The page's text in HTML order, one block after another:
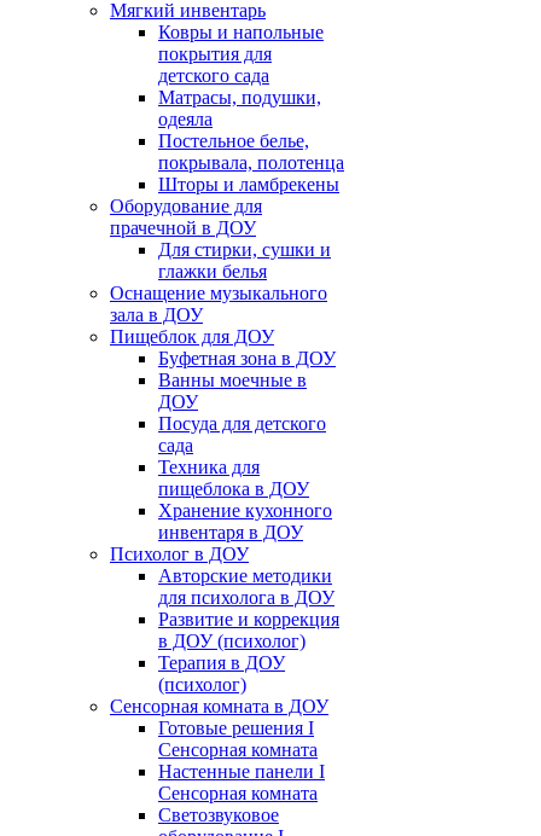
Мягкий инвентарь
Ковры и напольные
покрытия для
детского сада
Матрасы, подушки,
одеяла
Постельное белье,
покрывала, полотенца
Шторы и ламбрекены
Оборудование для
прачечной в ДОУ
Для стирки, сушки и
глажки белья
Оснащение музыкального
зала в ДОУ
Пищеблок для ДОУ
Буфетная зона в ДОУ
Ванны моечные в
ДОУ
Посуда для детского
сада
Техника для
пищеблока в ДОУ
Хранение кухонного
инвентаря в ДОУ
Психолог в ДОУ
Авторские методики
для психолога в ДОУ
Развитие и коррекция
в ДОУ (психолог)
Терапия в ДОУ
(психолог)
Сенсорная комната в ДОУ
Готовые решения I
Сенсорная комната
Настенные панели I
Сенсорная комната
Светозвуковое